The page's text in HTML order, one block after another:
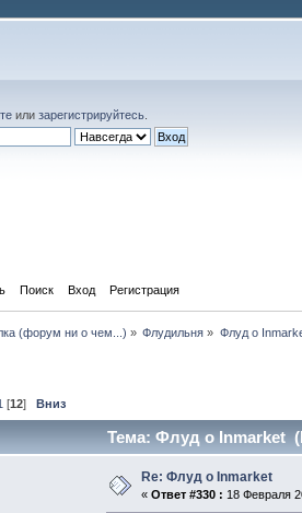
или зарегистрируйтесь
Поиск Вход Регистрация
(форум ни о чем...) » Флудильня » Флуд о
[12]Вниз
Тема: Флуд о Inmarket
Re: Флуд о Inmarket
« Ответ #330 : 18 Февраля